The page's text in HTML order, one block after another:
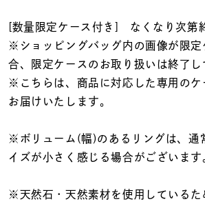
メンズ
リングサイズ
価格 ¥0
在庫 在庫ありのみ
[数量限定ケース付き] なくなり次第
※ショッピングバッグ内の画像が限定
合、限定ケースのお取り扱いは終了し
※こちらは、商品に対応した専用のケ
お届けいたします。
※ボリューム(幅)のあるリングは、通
イズが小さく感じる場合がございます
※天然石・天然素材を使用しているた